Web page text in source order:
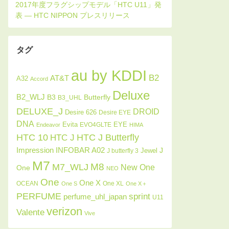
タグ
A32 Accord AT&T au by KDDI B2
B2_WLJ B3 B3_UHL Butterfly Deluxe
DELUXE_J Desire 626 Desire EYE DROID
DNA Endeavor Evita EVO4GLTE EYE HIMA
HTC 10 HTC J HTC J Butterfly
Impression INFOBAR A02 J butterfly 3 Jewel J
One M7 M7_WLJ M8 NEO New One
OCEAN One One S One X One XL One X＋
PERFUME perfume_uhl_japan sprint U11
Valente verizon Vive